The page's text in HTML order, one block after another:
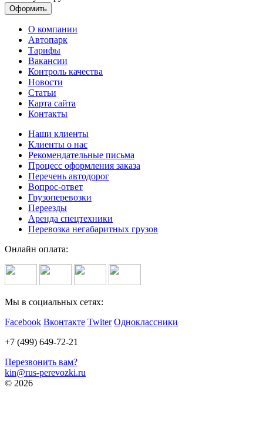
О компании
Автопарк
Тарифы
Вакансии
Контроль качества
Новости
Статьи
Карта сайта
Контакты
Наши клиенты
Клиенты о нас
Рекомендательные письма
Процесс оформления заказа
Перечень автодорог
Вопрос-ответ
Грузоперевозки
Переезды
Аренда спецтехники
Перевозка негабаритных грузов
Онлайн оплата:
Мы в социальных сетях:
Facebook Вконтакте Twiter Одноклассники
+7 (499) 649-72-21
Перезвонить вам?
kin@rus-perevozki.ru
© 2026